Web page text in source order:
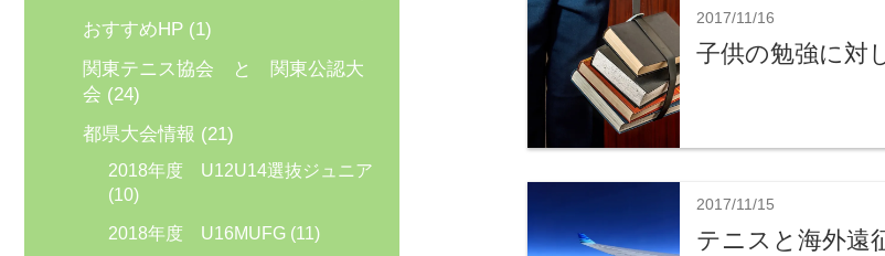
2017/11/16
子供の勉強に対
2017/11/15
テニスと海外遠
おすすめHP(1)
関東テニス協会 と 関東公認大
会 (24)
都県大会情報 (21)
2018年度 U12U14選抜ジュニア
(10)
2018年度 U16MUFG(11)